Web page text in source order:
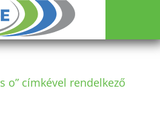
o” címkével rendelkező